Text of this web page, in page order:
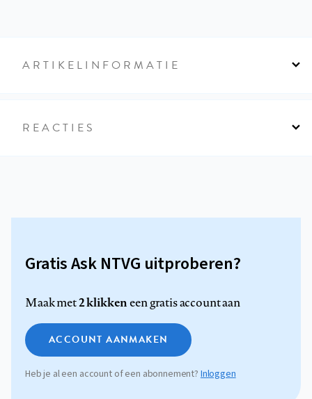
ARTIKELINFORMATIE
REACTIES
Gratis Ask NTVG uitproberen?
Maak met2 klikkeneen gratis account aan
ACCOUNT AANMAKEN
Heb je al een account of een abonnement?Inloggen